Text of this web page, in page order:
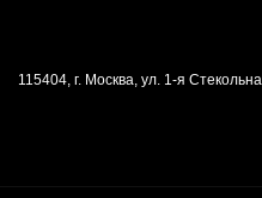
115404, г. Москва, ул. 1-я